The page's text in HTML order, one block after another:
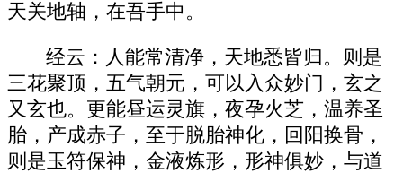
天关地轴，在吾手中。
经云：人能常清净，天地悉皆归。则是
三花聚顶，五气朝元，可以入众妙门，玄之
又玄也。更能昼运灵旗，夜孕火芝，温养圣
胎，产成赤子，至于脱胎神化，回阳换骨，
则是玉符保神，金液炼形，形神俱妙，与道